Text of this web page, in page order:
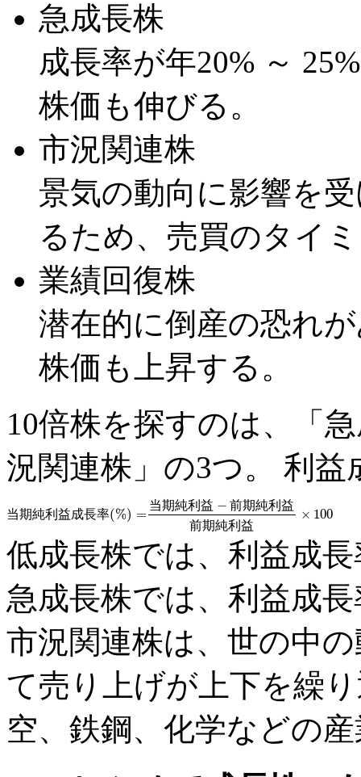
急成長株
成長率が年20% ～
株価も伸びる。
市況関連株
景気の動向に影響を
るため、売買のタイ
業績回復株
潜在的に倒産の恐れ
株価も上昇する。
10倍株を探すのは、「
況関連株」の3つ。 利益
当期純利 益成長率(%) =
当期純利 益 − 前期純利益
前期純利益
× 100
当期純利益成長率(%)= 当期純利益−前期純利益前期純利益
低成長株では、利益成
急成長株では、利益成
市況関連株は、世の中
て売り上げが上下を繰
空、鉄鋼、化学などの